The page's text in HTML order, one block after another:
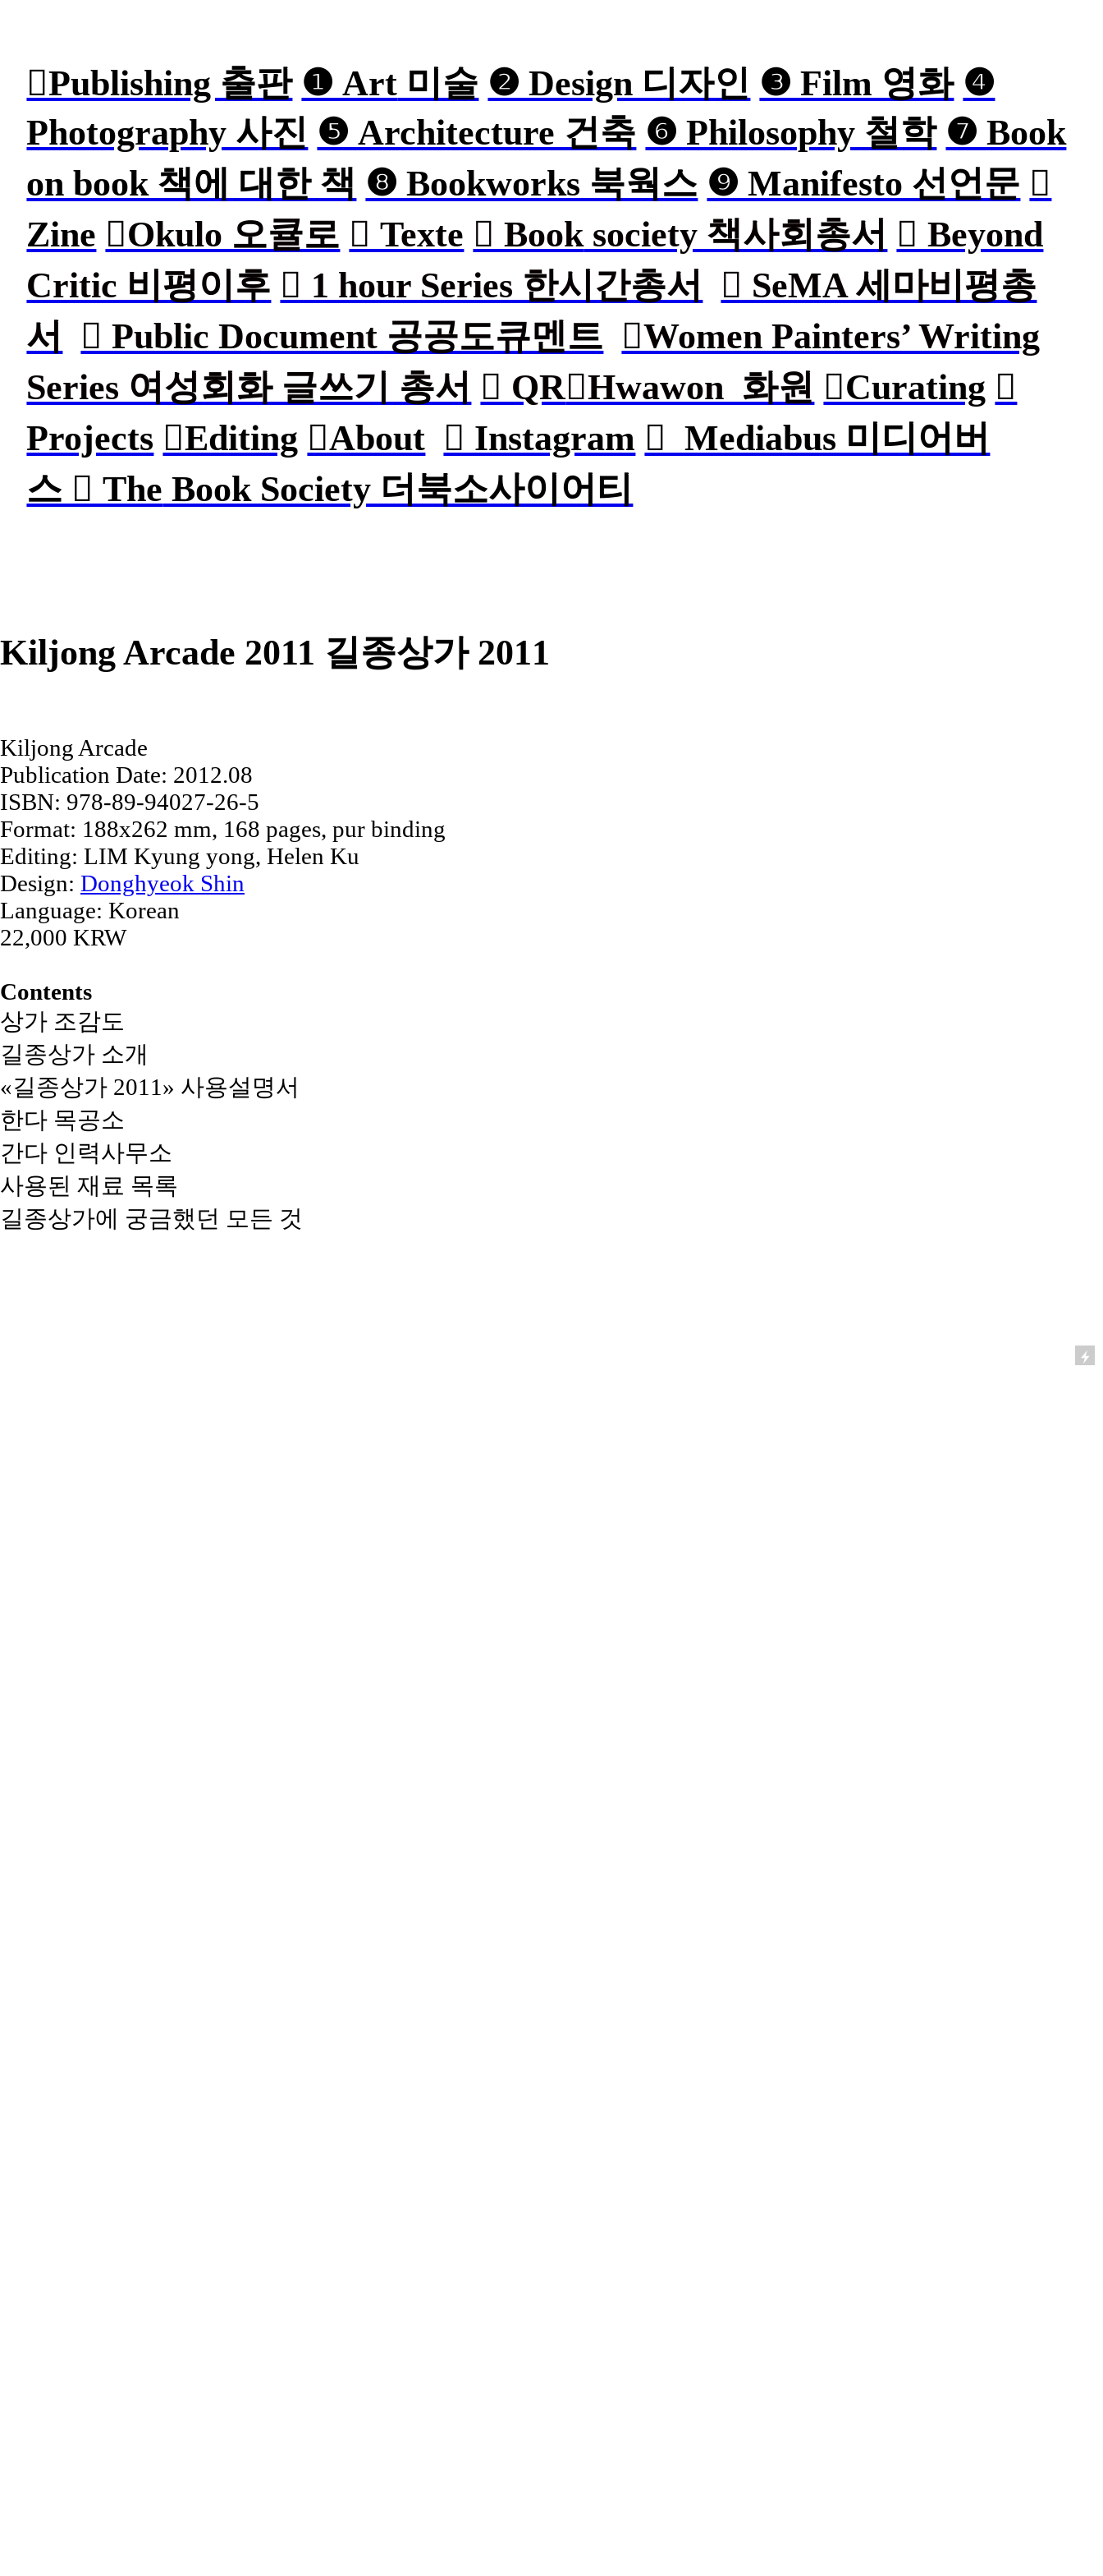
︎︎︎Publishing 출판 ❶ Art 미술 ❷ Design 디자인 ❸ Film 영화 ❹
Photography 사진 ❺ Architecture 건축 ❻ Philosophy 철학 ❼ Book
on book 책에 대한 책 ❽ Bookworks 북웍스 ❾ Manifesto 선언문 ︎
Zine ︎Okulo 오큘로 ︎ Texte ︎ Booksociety 책사회총서 ︎ Beyond
Critic 비평이후 ︎ 1 hour Series 한시간총서
︎ SeMA 세마비평총
서
︎ Public Document 공공도큐멘트 ︎Women Painters’ Writing
Series 여성회화 글쓰기 총서 ︎ QR︎Hwawon 화원 ︎︎︎Curating ︎︎︎
Projects ︎︎︎Editing ︎︎︎About ︎ Instagram ︎ Mediabus 미디어버
스 ︎ The Book Society 더북소사이어티
Kiljong Arcade 2011 길종상가 2011
Kiljong Arcade
Publication Date: 2012.08
ISBN: 978-89-94027-26-5
Format: 188x262 mm, 168 pages, pur binding
Editing: LIM Kyung yong, Helen Ku
Design: Donghyeok Shin
Language: Korean
22,000 KRW
Contents
상가 조감도
길종상가 소개
«길종상가 2011» 사용설명서
한다 목공소
간다 인력사무소
사용된 재료 목록
길종상가에 궁금했던 모든 것